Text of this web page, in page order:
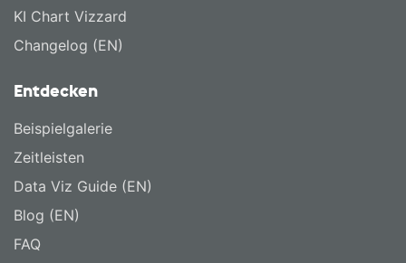
KI Chart Vizzard
Changelog (EN)
Entdecken
Beispielgalerie
Zeitleisten
Data Viz Guide (EN)
Blog (EN)
FAQ